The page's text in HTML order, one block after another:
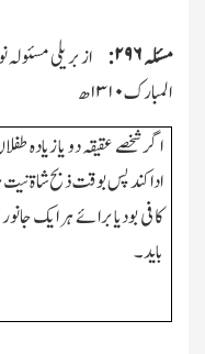
مسئلہ۲۹۶: از بریلی
المبارك۱۳۱۰ھ
اگر شخصے عقیقہ دو یا زیادہ
ادا کند پس بوقت ذبح شاۃ نیت
کافی بودیا برائے ہر ایك جانور
باید۔